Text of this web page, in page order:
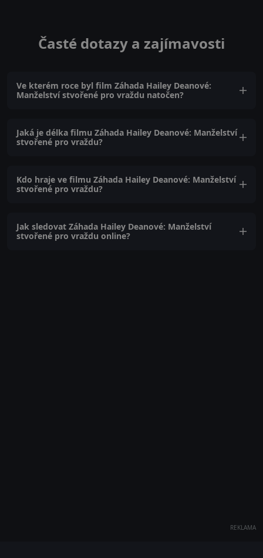
Časté dotazy a zajímavosti
Ve kterém roce byl film Záhada Hailey Deanové:
Manželství stvořené pro vraždu natočen?
Jaká je délka filmu Záhada Hailey Deanové: Manželství
stvořené pro vraždu?
Kdo hraje ve filmu Záhada Hailey Deanové: Manželství
stvořené pro vraždu?
Jak sledovat Záhada Hailey Deanové: Manželství
stvořené pro vraždu online?
REKLAMA